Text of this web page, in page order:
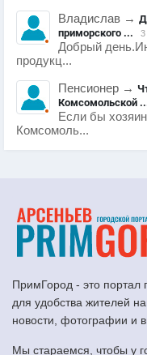
Владислав →
приморского ...
3
Добрый
продукц...
Пенсионер →
Комсомольской
Если бы хозяин
Комсомоль...
ПримГород - это портал
для удобства жителей
новости, фотографии и
Мы стараемся, чтобы у